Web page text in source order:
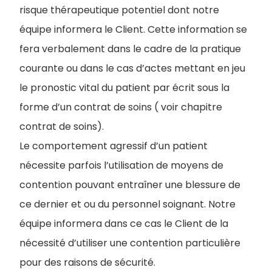
risque thérapeutique potentiel dont notre
équipe informera le Client. Cette information se
fera verbalement dans le cadre de la pratique
courante ou dans le cas d’actes mettant en jeu
le pronostic vital du patient par écrit sous la
forme d’un contrat de soins ( voir chapitre
contrat de soins).
Le comportement agressif d’un patient
nécessite parfois l’utilisation de moyens de
contention pouvant entraîner une blessure de
ce dernier et ou du personnel soignant. Notre
équipe informera dans ce cas le Client de la
nécessité d’utiliser une contention particulière
pour des raisons de sécurité.